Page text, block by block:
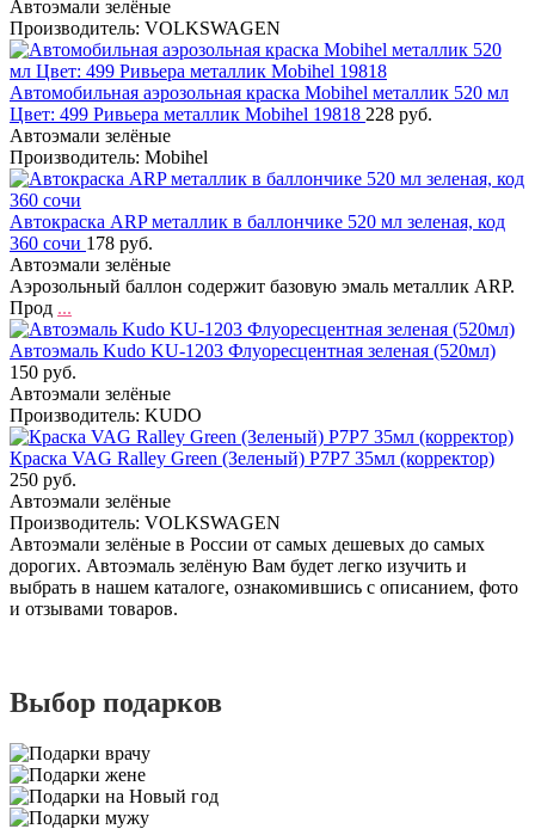
Автоэмали зелёные
Производитель: VOLKSWAGEN
Автомобильная аэрозольная краска Mobihel металлик 520 мл
Цвет: 499 Ривьера металлик Mobihel 19818 228 руб.
Автоэмали зелёные
Производитель: Mobihel
Автокраска ARP металлик в баллончике 520 мл зеленая, код
360 сочи 178 руб.
Автоэмали зелёные
Аэрозольный баллон содержит базовую эмаль металлик ARP.
Прод ...
Автоэмаль Kudo KU-1203 Флуоресцентная зеленая (520мл)
150 руб.
Автоэмали зелёные
Производитель: KUDO
Краска VAG Ralley Green (Зеленый) P7P7 35мл (корректор)
250 руб.
Автоэмали зелёные
Производитель: VOLKSWAGEN
Автоэмали зелёные в России от самых дешевых до самых
дорогих. Автоэмаль зелёную Вам будет легко изучить и
выбрать в нашем каталоге, ознакомившись с описанием, фото
и отзывами товаров.
Выбор подарков